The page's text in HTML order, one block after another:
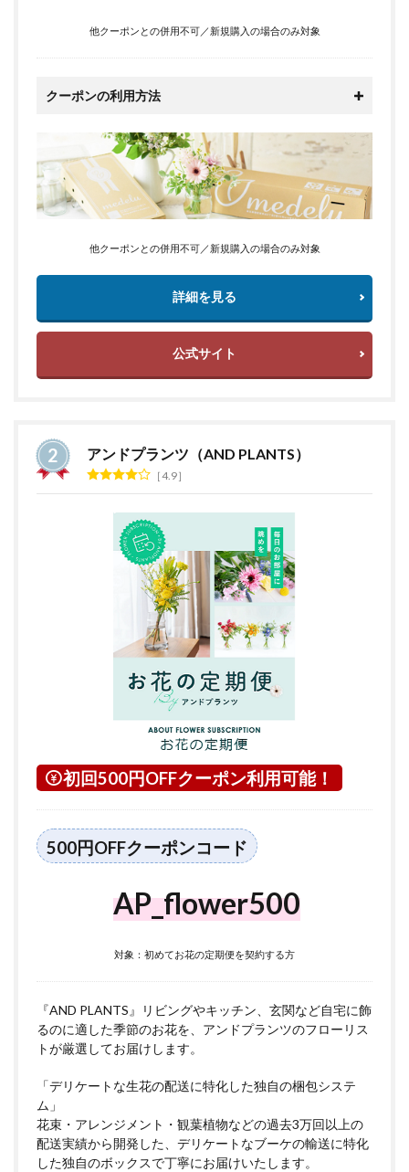
他クーポンとの併用不可／新規購入の場合のみ対象
クーポンの利用方法
他クーポンとの併用不可／新規購入の場合のみ対象
詳細を見る
公式サイト
アンドプランツ（AND PLANTS）
4.9
初回500円OFFクーポン利用可能！
500円OFFクーポンコード
AP_flower500
対象：初めてお花の定期便を契約する方
『AND PLANTS』リビングやキッチン、玄関など自宅に飾
るのに適した季節のお花を、アンドプランツのフローリス
トが厳選してお届けします。
「デリケートな生花の配送に特化した独自の梱包システ
ム」
花束・アレンジメント・観葉植物などの過去3万回以上の
配送実績から開発した、デリケートなブーケの輸送に特化
した独自のボックスで丁寧にお届けいたします。